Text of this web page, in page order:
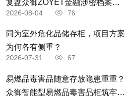
复盘众御ZOYET金融涉密档案耗
材全闭环安防存储升级解决方案
2026-08-04 76
​同为室外危化品储存柜，项目方案
为何各有侧重？
2026-07-31 67
易燃品毒害品随意存放隐患重重？
众御智能型易燃品毒害品柜筑牢全